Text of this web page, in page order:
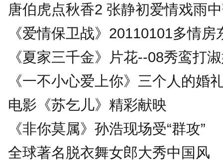
唐伯虎点秋香2 张静初爱情戏雨
《爱情保卫战》20110101多情房
《夏家三千金》片花--08秀鸾打
《一不小心爱上你》三个人的婚
电影《苏乞儿》精彩献映
《非你莫属》孙浩现场受“群攻”
全球著名脱衣舞女郎大秀中国风